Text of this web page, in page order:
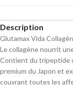
Description
Glutamax Vida
Le collagène nourrit
Contient du tripeptide
premium du Japon et
couvrant toutes les